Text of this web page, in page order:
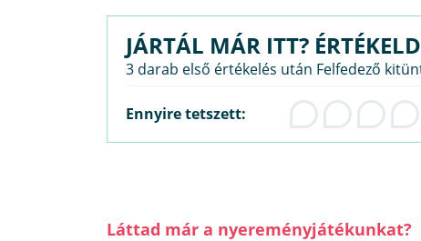
JÁRTÁL MÁR ITT?
3 darab első értékelés után Felfedező
Ennyire tetszett:
Láttad már a nyereményjátékunkat?